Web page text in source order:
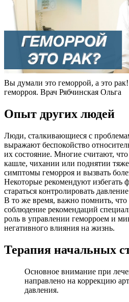
Вы думали это геморрой, а это
геморроя. Врач Рябчинская Ольга
Опыт других людей
Люди, сталкивающиеся с
выражают беспокойство
их состояние. Многие считают,
кашле, чихании или поднятии
симптомы геморроя и вызвать
Некоторые рекомендуют избегать
стараться контролировать
В то же время, важно помнить, что
соблюдение рекомендаций
роль в управлении геморроем и
негативного влияния на жизнь.
Терапия начальных
Основное внимание при
направлено на коррекцию
давления.